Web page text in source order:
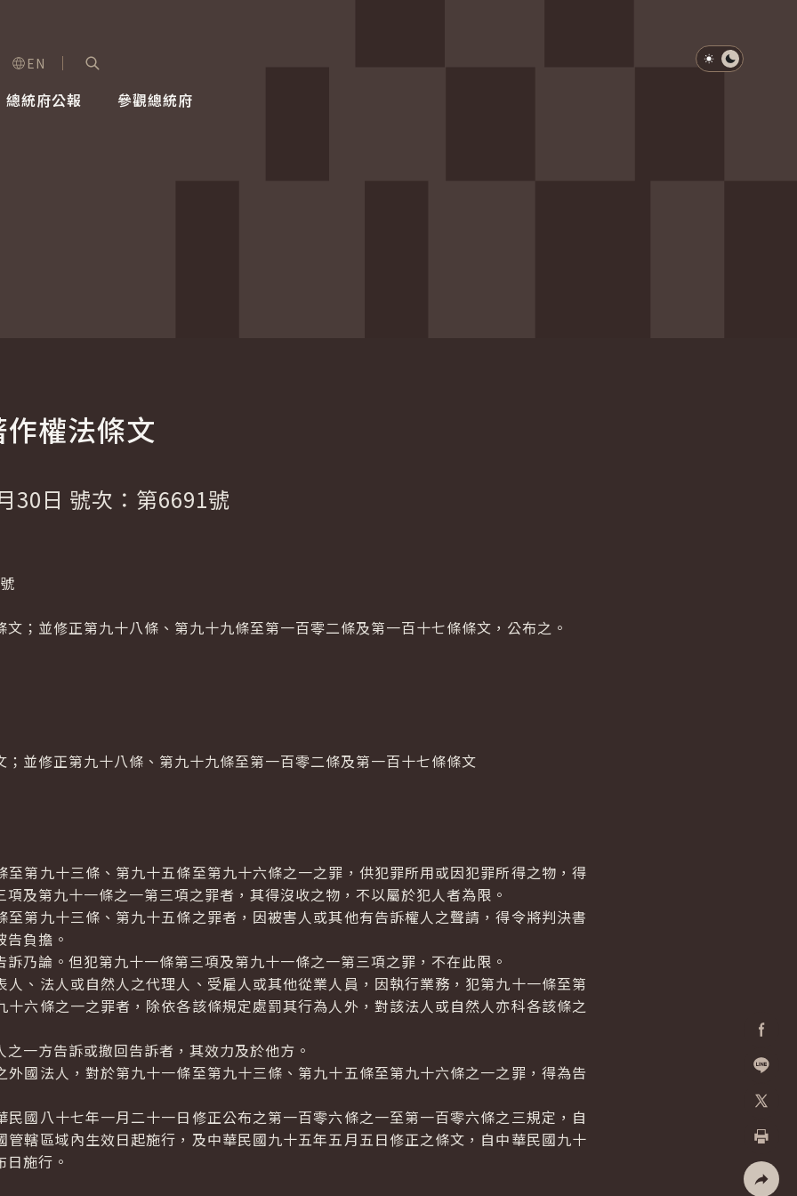
級選單
EN
總統府公報 參觀總統府
淺色模式
深色模式
加入好
列印
權法條文
30日 號次：第6691號
；並修正第九十八條、第九十九條至第一百零二條及第一百十七條條文，公布之。
並修正第九十八條、第九十九條至第一百零二條及第一百十七條條文
九十三條、第九十五條至第九十六條之一之罪，供犯罪所用或因犯罪所得之物，得
及第九十一條之一第三項之罪者，其得沒收之物，不以屬於犯人者為限。
九十三條、第九十五條之罪者，因被害人或其他有告訴權人之聲請，得令將判決書
負擔。
論。但犯第九十一條第三項及第九十一條之一第三項之罪，不在此限。
法人或自然人之代理人、受雇人或其他從業人員，因執行業務，犯第九十一條至第
十六條之一之罪者，除依各該條規定處罰其行為人外，對該法人或自然人亦科各該條之
一方告訴或撤回告訴者，其效力及於他方。
法人，對於第九十一條至第九十三條、第九十五條至第九十六條之一之罪，得為告
八十七年一月二十一日修正公布之第一百零六條之一至第一百零六條之三規定，自
管轄區域內生效日起施行，及中華民國九十五年五月五日修正之條文，自中華民國九十
施行。